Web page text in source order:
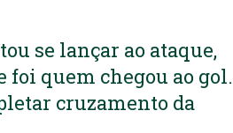
se lançar ao ataque,
foi quem chegou ao gol.
cruzamento da